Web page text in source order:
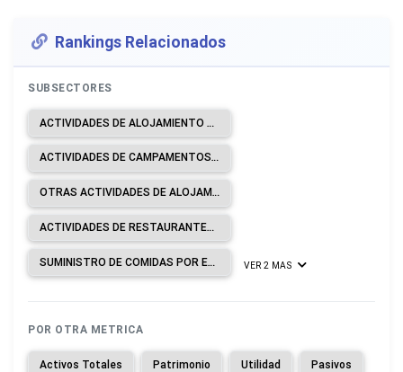
Rankings Relacionados
SUBSECTORES
ACTIVIDADES DE ALOJAMIENTO PARA ESTANCIAS CORTAS.
ACTIVIDADES DE CAMPAMENTOS, PARQUES DE VEHÍCULOS DE RECREO Y PARQUES DE CARAVANAS.
OTRAS ACTIVIDADES DE ALOJAMIENTO.
ACTIVIDADES DE RESTAURANTES Y DE SERVICIO MÓVIL DE COMIDAS.
SUMINISTRO DE COMIDAS POR ENCARGO. VER 2 MAS
POR OTRA METRICA
Activos Totales Patrimonio Utilidad Pasivos